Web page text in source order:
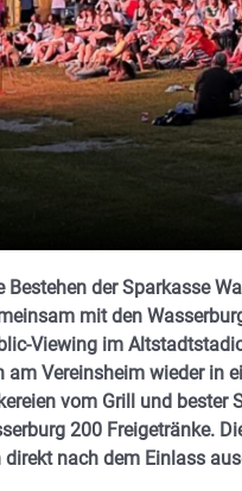
Bestehen der Sparkasse
mit den
im
am Vereinsheim wieder in
vom Grill und
200 Freigetränke.
nach dem Einlass